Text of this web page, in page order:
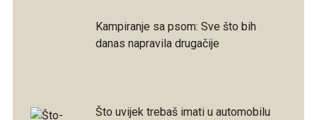
Kampiranje sa psom: Sve što bih
danas napravila drugačije
Što uvijek trebaš imati u automobilu